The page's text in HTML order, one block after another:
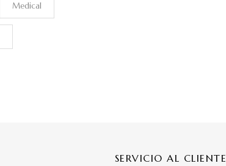
Medical
SERVICIO AL CLIENTE